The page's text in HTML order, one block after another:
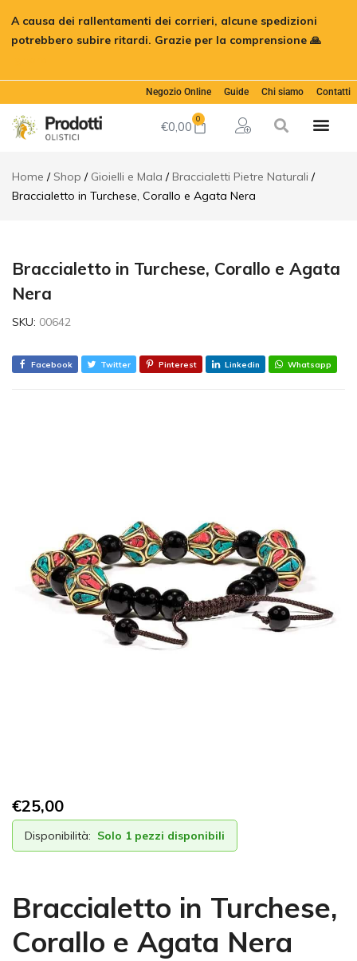
A causa dei rallentamenti dei corrieri, alcune spedizioni
potrebbero subire ritardi. Grazie per la comprensione 🙏
Negozio Online Guide Chi siamo Contatti
€0,00 0
Home Shop Gioielli e Mala
Braccialetti Pietre Naturali
Braccialetto in Turchese, Corallo e Agata Nera
Braccialetto in Turchese, Corallo e Agata
Nera
SKU: 00642
Facebook Twitter Pinterest Linkedin Whatsapp
€25,00
Disponibilità: Solo 1 pezzi disponibili
Braccialetto in Turchese,
Corallo e Agata Nera
Braccialetto
in Turchese,
Corallo e
Recensioni (0)
€25,00